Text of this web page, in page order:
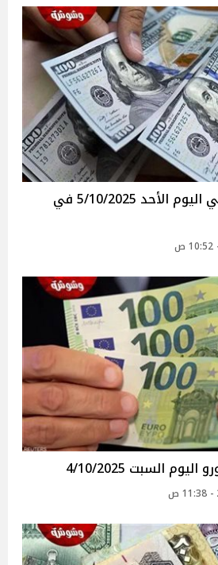
سعر الدولار الأمريكي اليوم الأحد 5/10/2025 في
السبت 4/10/2025